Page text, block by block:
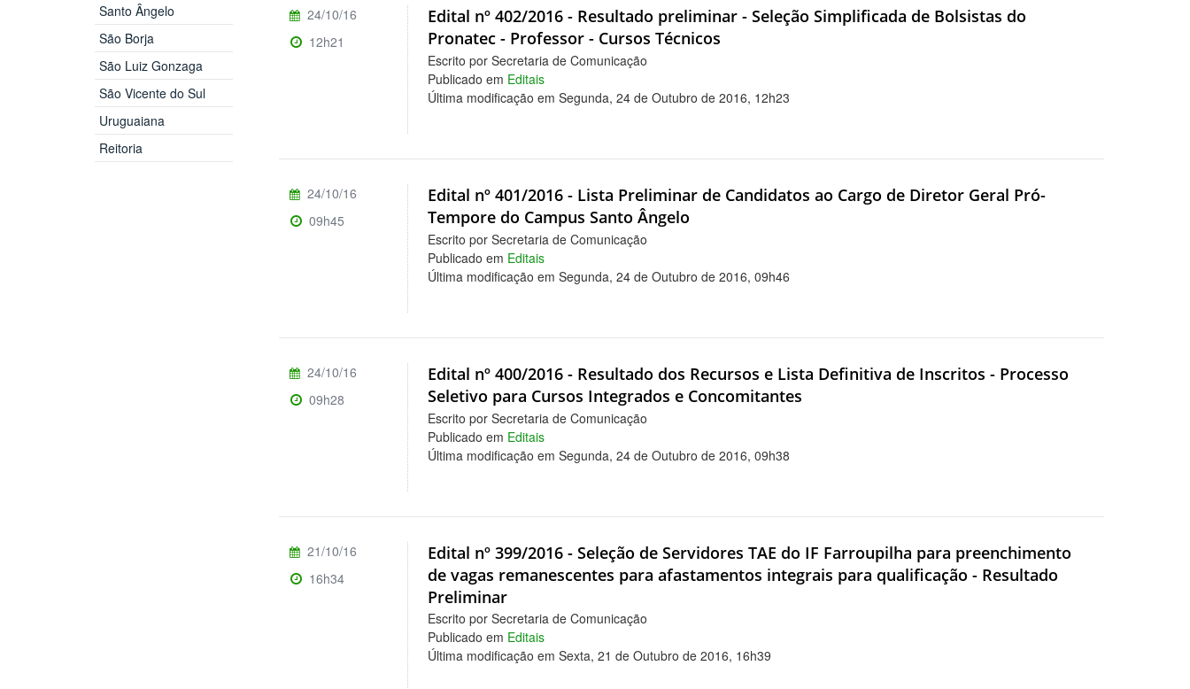
Santo Ângelo
São Borja
São Luiz Gonzaga
São Vicente do Sul
Uruguaiana
Reitoria
Edital nº 402/2016 - Resultado preliminar - Seleção Simplificada de Bolsistas do
Pronatec - Professor - Cursos Técnicos
Escrito por Secretaria de Comunicação
Publicado em Editais
Última modificação em Segunda, 24 de Outubro de 2016, 12h23
24/10/16
12h21
Edital nº 401/2016 - Lista Preliminar de Candidatos ao Cargo de Diretor Geral Pró-
Tempore do Campus Santo Ângelo
Escrito por Secretaria de Comunicação
Publicado em Editais
Última modificação em Segunda, 24 de Outubro de 2016, 09h46
24/10/16
09h45
Edital nº 400/2016 - Resultado dos Recursos e Lista Definitiva de Inscritos - Processo
Seletivo para Cursos Integrados e Concomitantes
Escrito por Secretaria de Comunicação
Publicado em Editais
Última modificação em Segunda, 24 de Outubro de 2016, 09h38
24/10/16
09h28
Edital nº 399/2016 - Seleção de Servidores TAE do IF Farroupilha para preenchimento
de vagas remanescentes para afastamentos integrais para qualificação - Resultado
Preliminar
Escrito por Secretaria de Comunicação
Publicado em Editais
Última modificação em Sexta, 21 de Outubro de 2016, 16h39
21/10/16
16h34